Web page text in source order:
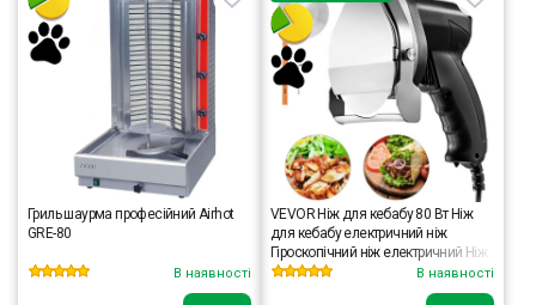
Гриль шаурма професійний Airhot
GRE-80
В наявності
VEVOR Ніж для кебабу 80 Вт Ніж
для кебабу електричний ніж
Гіроскопічний ніж електричний Ніж
для донера
В наявності